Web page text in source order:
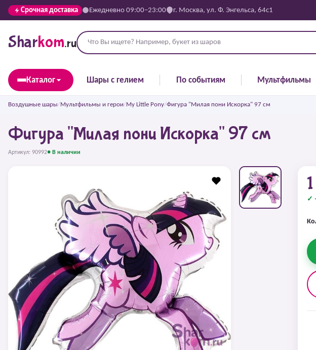
Срочная доставка Ежедневно 09:00–23:00 г. Москва, ул. Ф. Энгельса, 64с1
Sharkom.ru
Каталог Шары с гелием По событиям Мультфильмы
Воздушные шары/Мультфильмы и герои/My Little Pony/Фигура "Милая пони Искорка" 97 см
Фигура "Милая пони Искорка" 97 см
Артикул: 90992● В наличии
✓